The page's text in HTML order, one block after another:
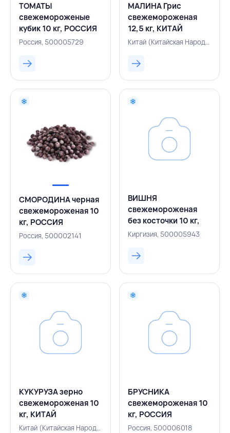
ТОМАТЫ
свежемороженые
кубик 10 кг, РОССИЯ
Россия, 500005729
МАЛИНА Грис
свежемороженая
12,5 кг, КИТАЙ
Китай (Китайская Народная Республика), 500005856
СМОРОДИНА черная
свежемороженая 10
кг, РОССИЯ
Россия, 500002141
ВИШНЯ
свежемороженая
без косточки 10 кг,
КЫРГЫЗСКАЯ
Киргизия, 500005943
КУКУРУЗА зерно
свежемороженая 10
кг, КИТАЙ
Китай (Китайская Народная Республика), 500006006
БРУСНИКА
свежемороженая 10
кг, РОССИЯ
Россия, 500006018